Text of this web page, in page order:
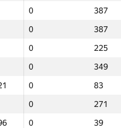
0
387
0
387
0
225
0
349
0
83
0
271
0
39